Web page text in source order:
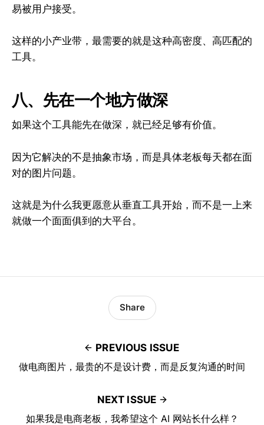
易被用户接受。
这样的小产业带，最需要的就是这种高密度、高匹配的
工具。
八、先在一个地方做深
如果这个工具能先在做深，就已经足够有价值。
因为它解决的不是抽象市场，而是具体老板每天都在面
对的图片问题。
这就是为什么我更愿意从垂直工具开始，而不是一上来
就做一个面面俱到的大平台。
PREVIOUS ISSUE
做电商图片，最贵的不是设计费，而是反复沟通的时间
Share
NEXT ISSUE
如果我是电商老板，我希望这个 AI 网站长什么样？